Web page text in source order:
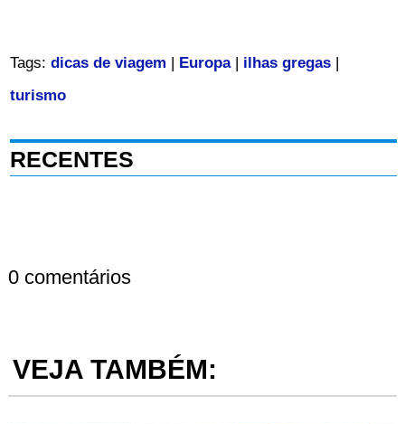
Tags: dicas de viagem Europa| ilhas gregas|
turismo
RECENTES
0 comentários
VEJA TAMBÉM: